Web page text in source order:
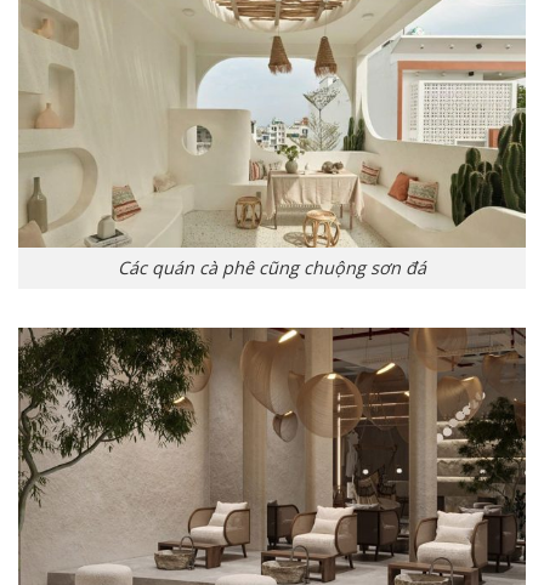
Các quán cà phê cũng chuộng sơn đá